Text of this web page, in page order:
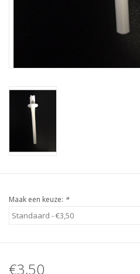
Tweedehands
Cadeaubonnen
Guy's blog
Maak een keuze: *
€3,50